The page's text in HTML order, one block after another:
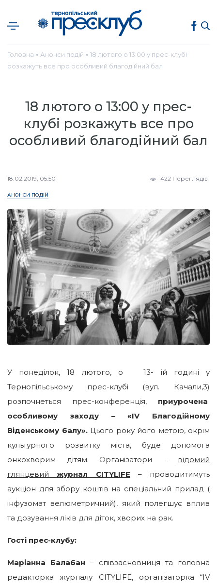
Головна ● Анонси подій ● 18 лютого о 13:00 у прес-клубі
розкажуть все про особливий благодійний бал
18 лютого о 13:00 у прес-
клубі розкажуть все про
особливий благодійний бал
18.02.2019, 05:50 422 Переглядів
АНОНСИ ПОДІЙ
У понеділок, 18 лютого, о 13- ій годині у
Тернопільському прес-клубі (вул. Качали,3)
розпочнеться прес-конференція, приурочена
особливому заходу – «IV Благодійному
Віденському балу».Цього року його метою, окрім
культурного розвитку міста, буде допомога
онкохворим дітям. Організатори – відомий
глянцевийжурнал CITYLIFE – проводитимуть
аукціон для збору коштів на спеціальний прилад (
інфузомат велюметричний), який полегшує вплив
та дозування ліків для діток, хворих на рак.
Гості прес-клубу:
Маріанна Балабан – співзасновниця та головна
редакторка журналу CITYLIFE, організаторка “IV